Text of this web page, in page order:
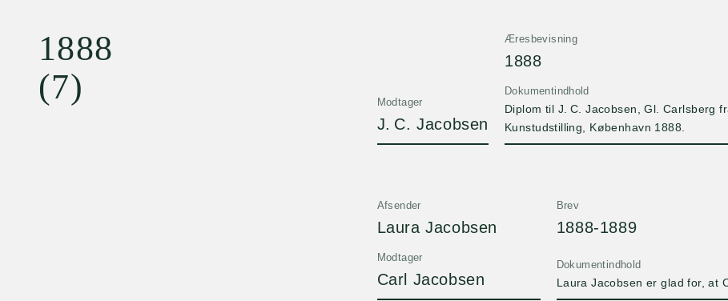
1888
(7)
Æresbevisning
1888
Modtager
J. C. Jacobsen
Dokumentindhold
Diplom til J. C. Jacobsen, Gl. Carlsberg
Kunstudstilling, København 1888.
Afsender
Laura Jacobsen
Brev
1888-1889
Modtager
Carl Jacobsen
Dokumentindhold
Laura Jacobsen er glad for, at